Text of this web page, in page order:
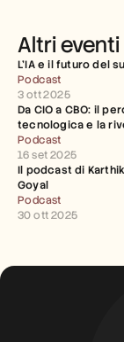
Altri eventi
L’IA e il futuro del
Podcast
3 ott 2025
Da CIO a CBO: il
tecnologica e la
Podcast
16 set 2025
Il podcast di
Goyal
Podcast
30 ott 2025